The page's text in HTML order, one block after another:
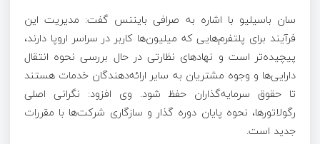
سان باسیلیو با اشاره به صرافی بایننس گفت: مدیریت این
فرآیند برای پلتفرم‌هایی که میلیون‌ها کاربر در سراسر اروپا دارند،
پیچیده‌تر است و نهادهای نظارتی در حال بررسی نحوه انتقال
دارایی‌ها و وجوه مشتریان به سایر ارائه‌دهندگان خدمات هستند
تا حقوق سرمایه‌گذاران حفظ شود. وی افزود: نگرانی اصلی
رگولاتورها، نحوه پایان دوره گذار و سازگاری شرکت‌ها با مقررات
جدید است.